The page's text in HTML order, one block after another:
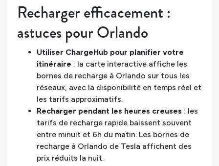
Recharger efficacement :
astuces pour Orlando
Utiliser ChargeHub pour planifier votre
itinéraire : la carte interactive affiche les
bornes de recharge à Orlando sur tous les
réseaux, avec la disponibilité en temps réel et
les tarifs approximatifs.
Recharger pendant les heures creuses : les
tarifs de recharge rapide baissent souvent
entre minuit et 6h du matin. Les bornes de
recharge à Orlando de Tesla affichent des
prix réduits la nuit.